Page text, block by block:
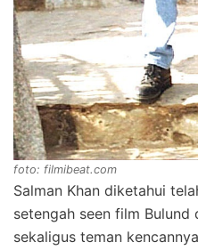
foto: filmibeat.com
Salman Khan diketahui
setengah seen film Bulund
sekaligus teman